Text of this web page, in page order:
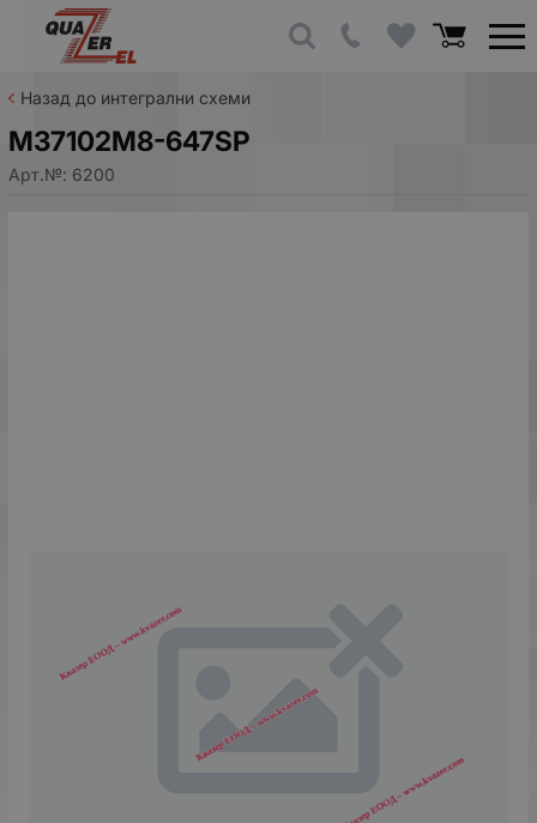
Назад до интегрални схеми
M37102M8-647SP
Арт.№: 6200